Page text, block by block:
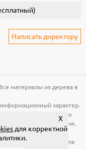
Написать директору
материалы из дерева в
характер.
и иная информация о
уведомления.
указана за общую
количества материала
X
для корректной